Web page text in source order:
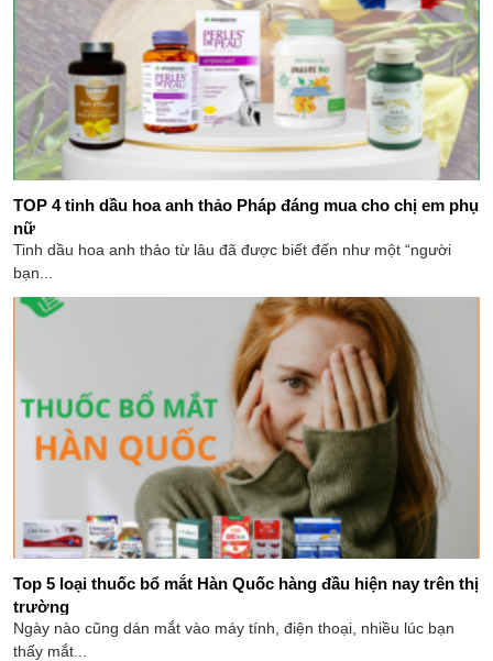
TOP 4 tinh dầu hoa anh thảo Pháp đáng mua cho chị em phụ
nữ
Tinh dầu hoa anh thảo từ lâu đã được biết đến như một “người
bạn...
Top 5 loại thuốc bổ mắt Hàn Quốc hàng đầu hiện nay trên thị
trường
Ngày nào cũng dán mắt vào máy tính, điện thoại, nhiều lúc bạn
thấy mắt...